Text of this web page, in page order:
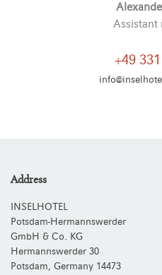
Assistant
+49
Address
INSELHOTEL
Potsdam-Hermannswerder
GmbH & Co. KG
Hermannswerder 30
Potsdam, Germany 14473